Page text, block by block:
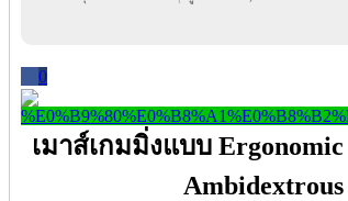
0
เมาส์เกมมิ่งแบบ